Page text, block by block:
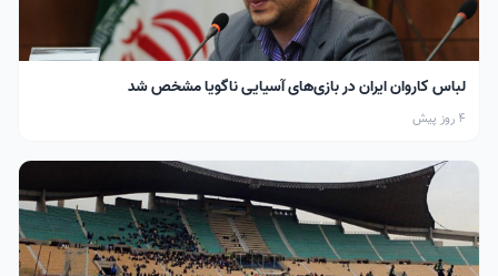
لباس کاروان ایران در بازی‌های آسیایی ناگویا مشخص شد
4 روز پیش